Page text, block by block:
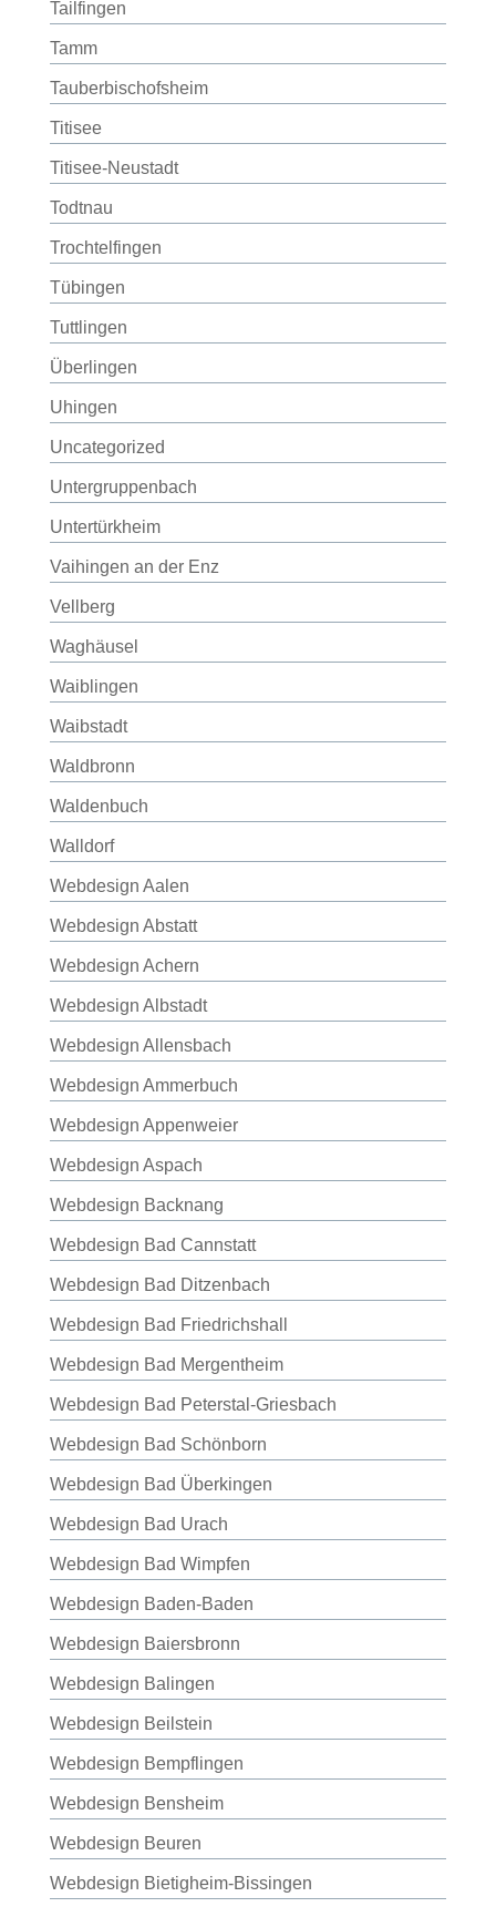
Tailfingen
Tamm
Tauberbischofsheim
Titisee
Titisee-Neustadt
Todtnau
Trochtelfingen
Tübingen
Tuttlingen
Überlingen
Uhingen
Uncategorized
Untergruppenbach
Untertürkheim
Vaihingen an der Enz
Vellberg
Waghäusel
Waiblingen
Waibstadt
Waldbronn
Waldenbuch
Walldorf
Webdesign Aalen
Webdesign Abstatt
Webdesign Achern
Webdesign Albstadt
Webdesign Allensbach
Webdesign Ammerbuch
Webdesign Appenweier
Webdesign Aspach
Webdesign Backnang
Webdesign Bad Cannstatt
Webdesign Bad Ditzenbach
Webdesign Bad Friedrichshall
Webdesign Bad Mergentheim
Webdesign Bad Peterstal-Griesbach
Webdesign Bad Schönborn
Webdesign Bad Überkingen
Webdesign Bad Urach
Webdesign Bad Wimpfen
Webdesign Baden-Baden
Webdesign Baiersbronn
Webdesign Balingen
Webdesign Beilstein
Webdesign Bempflingen
Webdesign Bensheim
Webdesign Beuren
Webdesign Bietigheim-Bissingen